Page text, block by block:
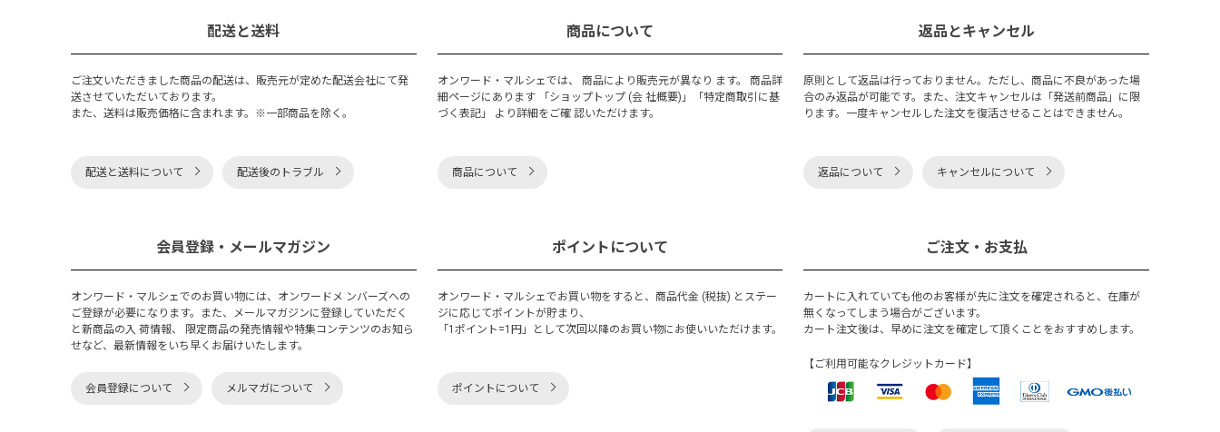
配送と送料
ご注文いただきました商品の配送は、販売元が定めた配送会社にて発
送させていただいております。
また、送料は販売価格に含まれます。※一部商品を除く。
配送と送料について 配送後のトラブル
商品について
オンワード・マルシェでは、 商品により販売元が異なり ます。 商品詳
細ページにあります 「ショップトップ (会 社概要)」「特定商取引に基
づく表記」 より詳細をご確 認いただけます。
商品について
返品とキャンセル
原則として返品は行っておりません。ただし、商品に不良があった場
合のみ返品が可能です。また、注文キャンセルは「発送前商品」に限
ります。一度キャンセルした注文を復活させることはできません。
返品について キャンセルについて
会員登録・メールマガジン
オンワード・マルシェでのお買い物には、オンワードメ ンバーズへの
ご登録が必要になります。また、メールマガジンに登録していただく
と新商品の入 荷情報、 限定商品の発売情報や特集コンテンツのお知ら
せなど、最新情報をいち早くお届けいたします。
会員登録について メルマガについて
ポイントについて
オンワード・マルシェでお買い物をすると、商品代金 (税抜) とステー
ジに応じてポイントが貯まり、
「1ポイント=1円」として次回以降のお買い物にお使いいただけます。
ポイントについて
ご注文・お支払
カートに入れていても他のお客様が先に注文を確定されると、在庫が
無くなってしまう場合がございます。
カート注文後は、早めに注文を確定して頂くことをおすすめします。
【ご利用可能なクレジットカード】